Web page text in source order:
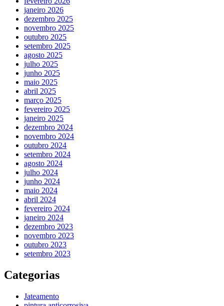
janeiro 2026
dezembro 2025
novembro 2025
outubro 2025
setembro 2025
agosto 2025
julho 2025
junho 2025
maio 2025
abril 2025
março 2025
fevereiro 2025
janeiro 2025
dezembro 2024
novembro 2024
outubro 2024
setembro 2024
agosto 2024
julho 2024
junho 2024
maio 2024
abril 2024
fevereiro 2024
janeiro 2024
dezembro 2023
novembro 2023
outubro 2023
setembro 2023
Categorias
Jateamento